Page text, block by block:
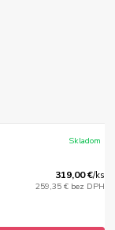
319,00 €/ks
259,35 € bez DPH
Skladom